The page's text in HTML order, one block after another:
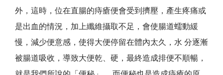
外，這時，位在直腸的痔瘡便會受到擠壓，產生疼痛或
是出血的情況，加上纖維攝取不足，會使腸道蠕動緩
慢，減少便意感，使得大便停留在體內太久，水 分逐漸
被腸道吸收，導致大便乾、硬，最終造成排便不順暢，